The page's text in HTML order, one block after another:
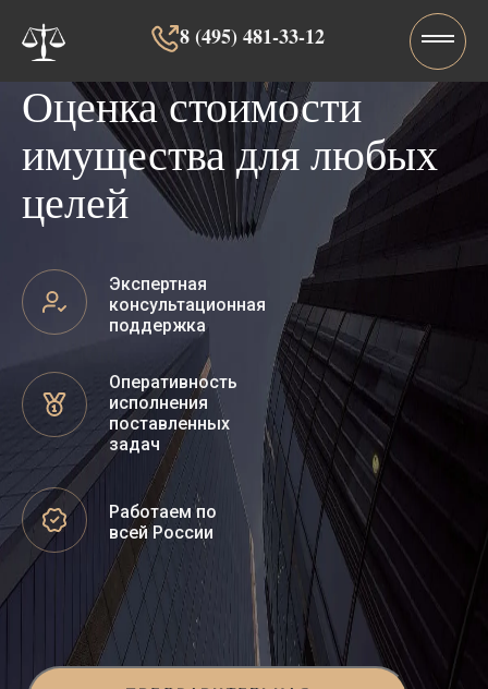
8 (495) 481-33-12‬‬
Оценка стоимости
имущества для любых
целей
Экспертная
консультационная
поддержка
Оперативность
исполнения
поставленных
задач
Работаем по
всей России